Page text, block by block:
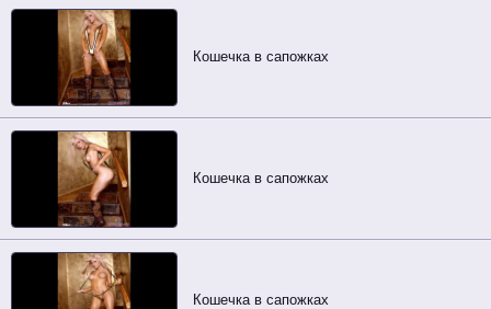
Кошечка в сапожках
Кошечка в сапожках
Кошечка в сапожках